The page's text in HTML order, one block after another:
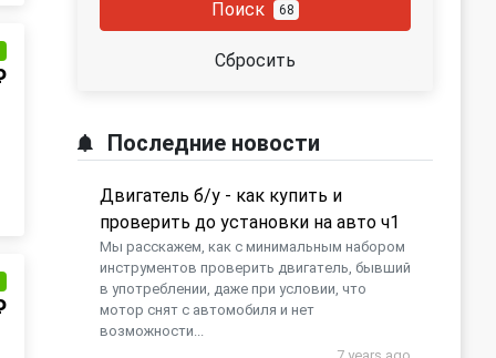
Поиск 68
Сбросить
Последние новости
Двигатель б/у - как купить и
проверить до установки на авто ч1
Мы расскажем, как с минимальным набором
инструментов проверить двигатель, бывший
в употреблении, даже при условии, что
мотор снят с автомобиля и нет
возможности...